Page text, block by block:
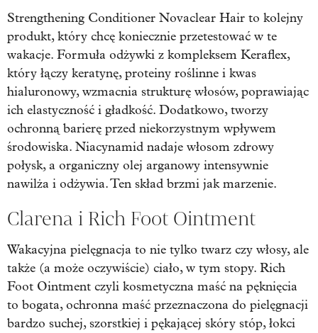
Strengthening Conditioner Novaclear Hair to kolejny
produkt, który chcę koniecznie przetestować w te
wakacje. Formuła odżywki z kompleksem Keraflex,
który łączy keratynę, proteiny roślinne i kwas
hialuronowy, wzmacnia strukturę włosów, poprawiając
ich elastyczność i gładkość. Dodatkowo, tworzy
ochronną barierę przed niekorzystnym wpływem
środowiska. Niacynamid nadaje włosom zdrowy
połysk, a organiczny olej arganowy intensywnie
nawilża i odżywia. Ten skład brzmi jak marzenie.
Clarena i Rich Foot Ointment
Wakacyjna pielęgnacja to nie tylko twarz czy włosy, ale
także (a może oczywiście) ciało, w tym stopy. Rich
Foot Ointment czyli kosmetyczna maść na pęknięcia
to bogata, ochronna maść przeznaczona do pielęgnacji
bardzo suchej, szorstkiej i pękającej skóry stóp, łokci